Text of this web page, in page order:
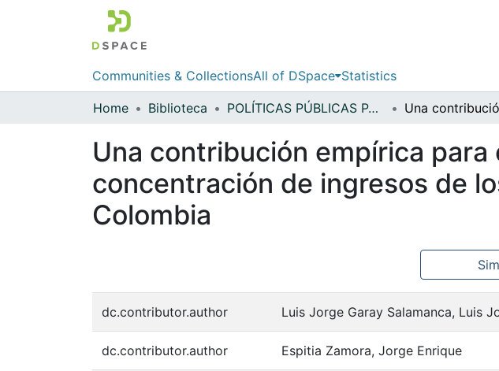
Communities & CollectionsAll of DSpace Statistics
Home Biblioteca POLÍTICAS PÚBLICAS PARA LA PAZ
Una contribución empírica
concentración de ingresos de
Colombia
dc.contributor.author Luis Jorge Garay Salamanca, Luis
dc.contributor.author Espitia Zamora, Jorge Enrique